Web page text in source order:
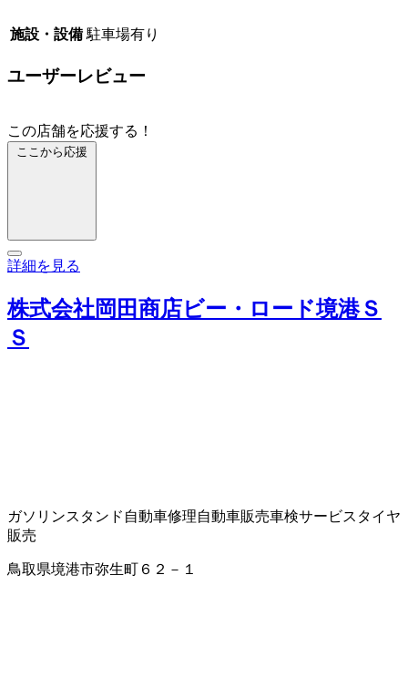
施設・設備 駐車場有り
ユーザーレビュー
この店舗を応援する！
ここから応援
詳細を見る
株式会社岡田商店ビー・ロード境港Ｓ
Ｓ
ガソリンスタンド 自動車修理自動車販売車検サービス タイヤ
販売
鳥取県境港市弥生町６２－１